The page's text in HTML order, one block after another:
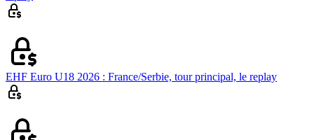
EHF Euro U18 2026 : France/Serbie, tour principal, le replay